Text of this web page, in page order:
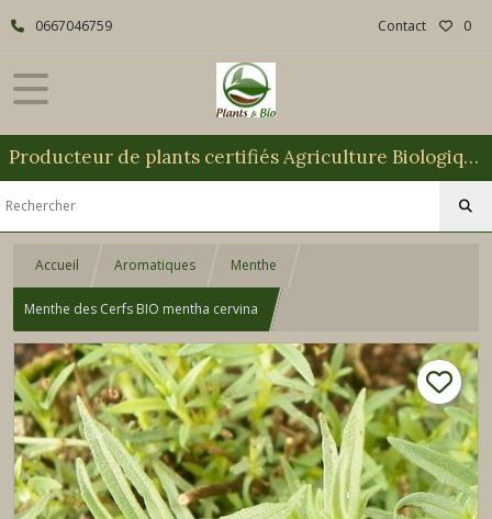
0667046759 Contact 0
Producteur de plants certifiés Agriculture Biologique
Accueil Aromatiques Menthe
Menthe des Cerfs BIO mentha cervina